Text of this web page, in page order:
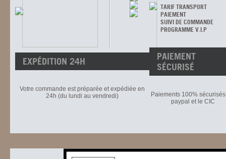
TARIF TRANSPORT
PAIEMENT
SUIVI DE COMMANDE
PROGRAMME V.I.P
EXPÉDITION 24H
Votre commande est préparée et expédiée en
24h (du lundi au vendredi)
PAIEMENT
SÉCURISÉ
Paiements 100%
paypal et le CIC